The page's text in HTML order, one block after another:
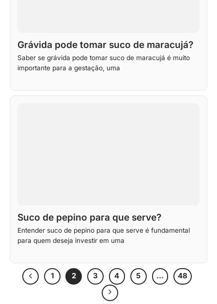
Grávida pode tomar suco de maracujá?
Saber se grávida pode tomar suco de maracujá é muito
importante para a gestação, uma
Suco de pepino para que serve?
Entender suco de pepino para que serve é fundamental
para quem deseja investir em uma
1 2 3 4 5 … 48